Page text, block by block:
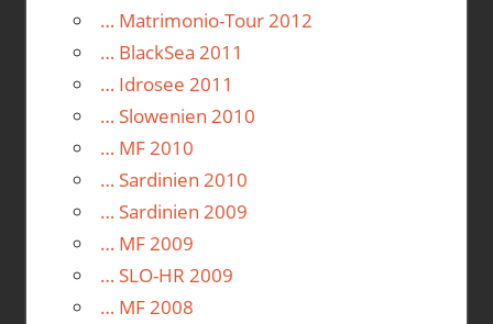
… Matrimonio-Tour 2012
… BlackSea 2011
… Idrosee 2011
… Slowenien 2010
… MF 2010
… Sardinien 2010
… Sardinien 2009
… MF 2009
… SLO-HR 2009
… MF 2008